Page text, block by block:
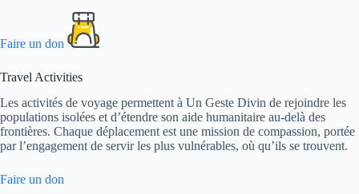
Faire un don
Travel Activities
Les activités de voyage permettent à Un Geste Divin de rejoindre les
populations isolées et d’étendre son aide humanitaire au-delà des
frontières. Chaque déplacement est une mission de compassion, portée
par l’engagement de servir les plus vulnérables, où qu’ils se trouvent.
Faire un don